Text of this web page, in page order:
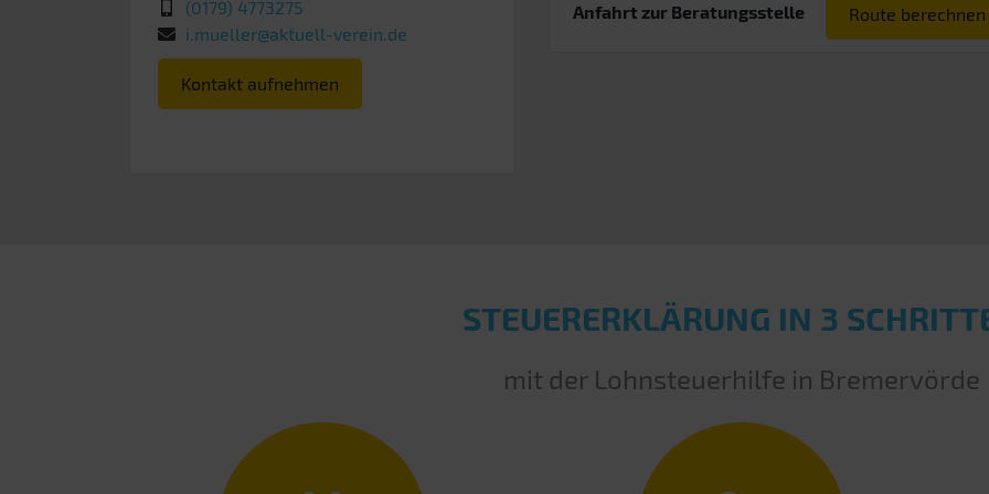
(0179) 4773275
i.mueller@aktuell-verein.de
Kontakt aufnehmen
Anfahrt zur Beratungsstelle Route berechnen
STEUERERKLÄRUNG IN 3
mit der Lohnsteuerhilfe in Bremervörde